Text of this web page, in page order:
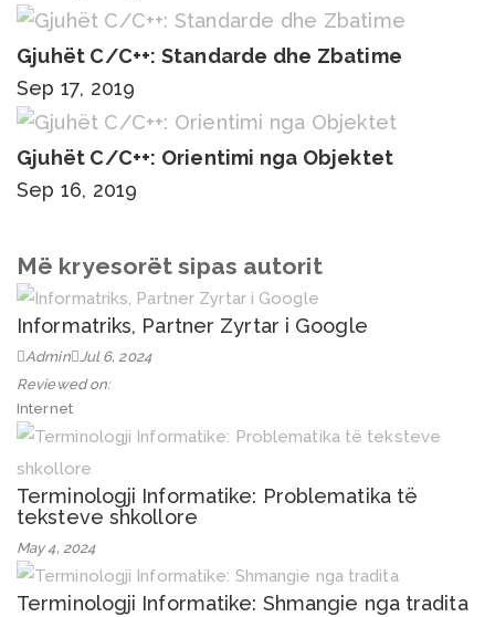
Gjuhët C/C++: Standarde dhe Zbatime
Sep 17, 2019
Gjuhët C/C++: Orientimi nga Objektet
Sep 16, 2019
Më kryesorët sipas autorit
Informatriks, Partner Zyrtar i Google
Admin
Jul 6, 2024
Reviewed on:
Internet
Terminologji Informatike: Problematika të
teksteve shkollore
May 4, 2024
Terminologji Informatike: Shmangie nga tradita